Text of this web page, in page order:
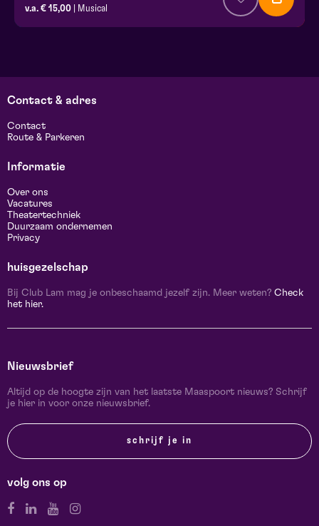
v.a. € 15,00 | Musical
Contact & adres
Contact
Route & Parkeren
Informatie
Over ons
Vacatures
Theatertechniek
Duurzaam ondernemen
Privacy
huisgezelschap
Bij Club Lam mag je onbeschaamd jezelf zijn. Meer weten? Check
het hier.
Nieuwsbrief
Altijd op de hoogte zijn van het laatste Maaspoort nieuws? Schrijf
je hier in voor onze nieuwsbrief.
schrijf je in
volg ons op